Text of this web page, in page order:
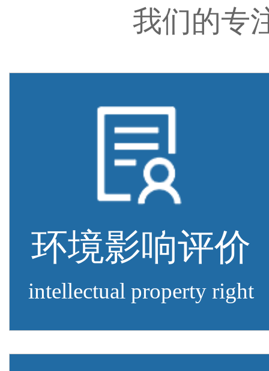
我们的专
环境影响评价
intellectual property right